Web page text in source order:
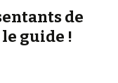
de
guide !